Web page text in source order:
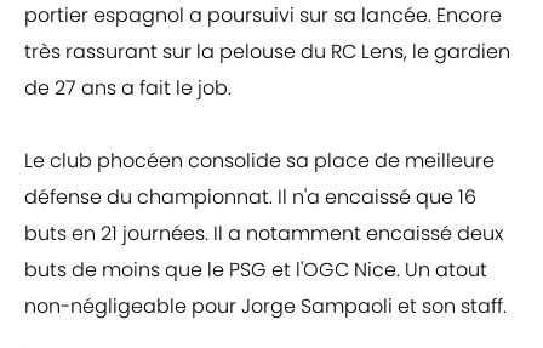
portier espagnol a poursuivi sur sa lancée. Encore
très rassurant sur la pelouse du RC Lens, le gardien
de 27 ans a fait le job.
Le club phocéen consolide sa place de meilleure
défense du championnat. Il n'a encaissé que 16
buts en 21 journées. Il a notamment encaissé deux
buts de moins que le PSG et l'OGC Nice. Un atout
non-négligeable pour Jorge Sampaoli et son staff.